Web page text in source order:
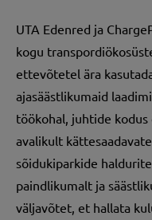
UTA Edenred ja
kogu
ettevõtetel ära
ajasäästlikumaid
töökohal, juhtide
avalikult
sõidukiparkide
paindlikumalt ja
väljavõtet, et hallata